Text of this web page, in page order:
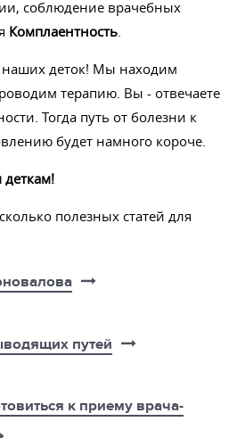
соблюдение врачебных
Комплаентность.
наших деток! Мы находим
терапию. Вы - отвечаете
Тогда путь от болезни к
будет намного короче.
полезных статей для
путей
к приему врача-